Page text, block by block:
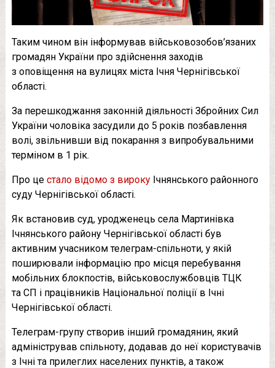
Таким чином він інформував військовозобов’язаних
громадян України про здійснення заходів
з оповіщення на вулицях міста Ічня Чернігівської
області.
За перешкоджання законній діяльності Збройних Сил
України чоловіка засудили до 5 років позбавлення
волі, звільнивши від покарання з випробувальними
терміном в 1 рік.
Про це стало відомо з вирокуІчнянського районного
суду Чернігівської області.
Як встановив суд, уродженець села Мартинівка
Ічнянського району Чернігівської області був
активним учасником телеграм-спільноти, у якій
поширювали інформацію про місця перебування
мобільних блокпостів, військовослужбовців ТЦК
та СП і працівників Національної поліції в Ічні
Чернігівської області.
Телеграм-групу створив інший громадянин, який
адміністрував спільноту, додавав до неї користувачів
з Ічні та прилеглих населених пунктів, а також